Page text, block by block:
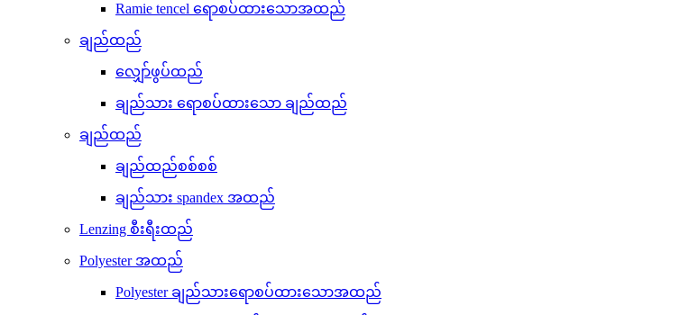
Ramie tencel ရောစပ်ထားသောအထည်
ချည်ထည်
လျှော်ဖွပ်ထည်
ချည်သား ရောစပ်ထားသော ချည်ထည်
ချည်ထည်
ချည်ထည်စစ်စစ်
ချည်သား spandex အထည်
Lenzing စီးရီးထည်
Polyester အထည်
Polyester ချည်သားရောစပ်ထားသောအထည်